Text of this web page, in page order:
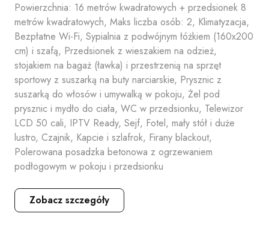
Powierzchnia: 16 metrów kwadratowych + przedsionek 8
metrów kwadratowych, Maks liczba osób: 2, Klimatyzacja,
Bezpłatne Wi-Fi, Sypialnia z podwójnym łóżkiem (160x200
cm) i szafą, Przedsionek z wieszakiem na odzież,
stojakiem na bagaż (ławka) i przestrzenią na sprzęt
sportowy z suszarką na buty narciarskie, Prysznic z
suszarką do włosów i umywalką w pokoju, Żel pod
prysznic i mydło do ciała, WC w przedsionku, Telewizor
LCD 50 cali, IPTV Ready, Sejf, Fotel, mały stół i duże
lustro, Czajnik, Kapcie i szlafrok, Firany blackout,
Polerowana posadzka betonowa z ogrzewaniem
podłogowym w pokoju i przedsionku
Zobacz szczegóły